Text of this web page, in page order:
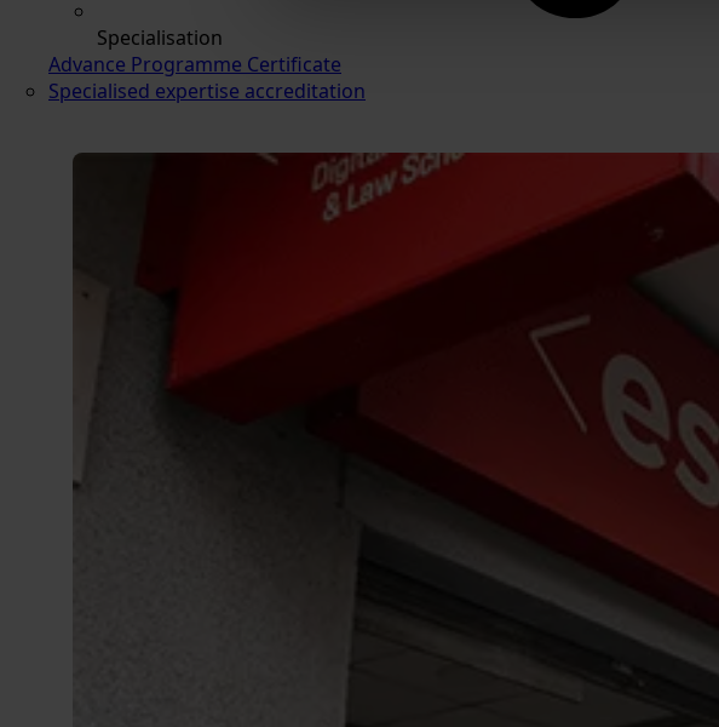
Specialisation
Advance Programme Certificate
Specialised expertise accreditation